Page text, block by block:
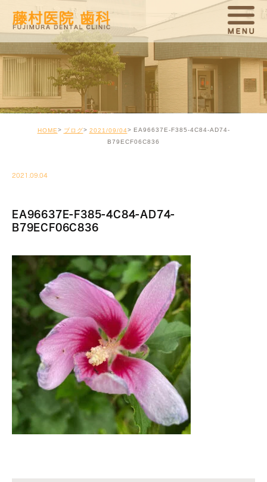
HOME ブログ 2021/09/04
EA96637E-F385-4C84-AD74-
B79ECF06C836
2021.09.04
EA96637E-F385-4C84-AD74-
B79ECF06C836